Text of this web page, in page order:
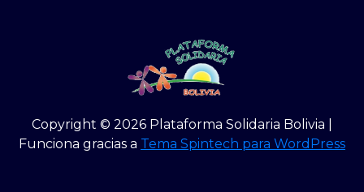
Copyright © 2026 Plataforma Solidaria Bolivia |
Funciona gracias a Tema Spintech para WordPress